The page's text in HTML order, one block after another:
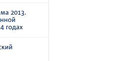
2013.
годах